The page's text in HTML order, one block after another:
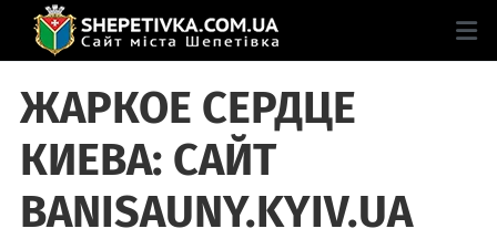
ЖАРКОЕ СЕРДЦЕ
КИЕВА: САЙТ
BANISAUNY.KYIV.UA